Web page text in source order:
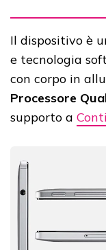
Il dispositivo è
e tecnologia
con corpo in
Processore
supporto a